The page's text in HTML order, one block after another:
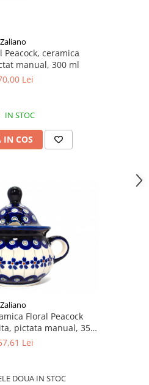
Zaliano
Peacock, ceramica
manual, 300 ml
Lei
IN STOC
IN COS
Zaliano
Floral Peacock
pictata manual, 350
ml Lei
DOUA IN STOC